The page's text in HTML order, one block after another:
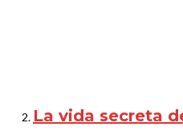
La vida secreta